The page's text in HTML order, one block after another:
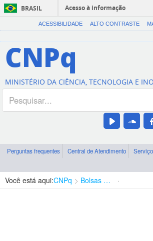
BRASIL
Acesso à informação
ACESSIBILIDADE ALTO CONTRASTE
CNPq
MINISTÉRIO DA CIÊNCIA, TECNOLOGIA E
Perguntas frequentes Central de Atendimento
Você está aqui:CNPq Bolsas e Auxílios Vigentes